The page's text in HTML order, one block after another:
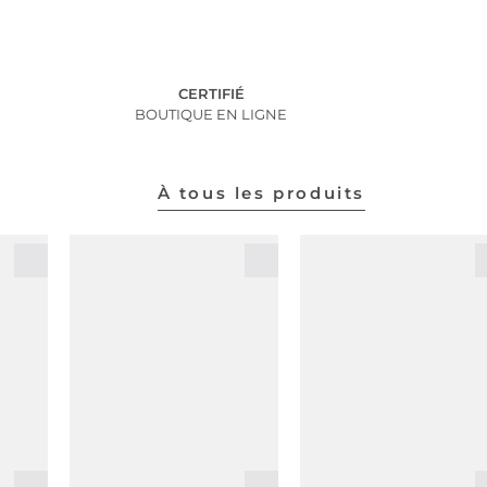
CERTIFIÉ
BOUTIQUE EN LIGNE
À tous les produits